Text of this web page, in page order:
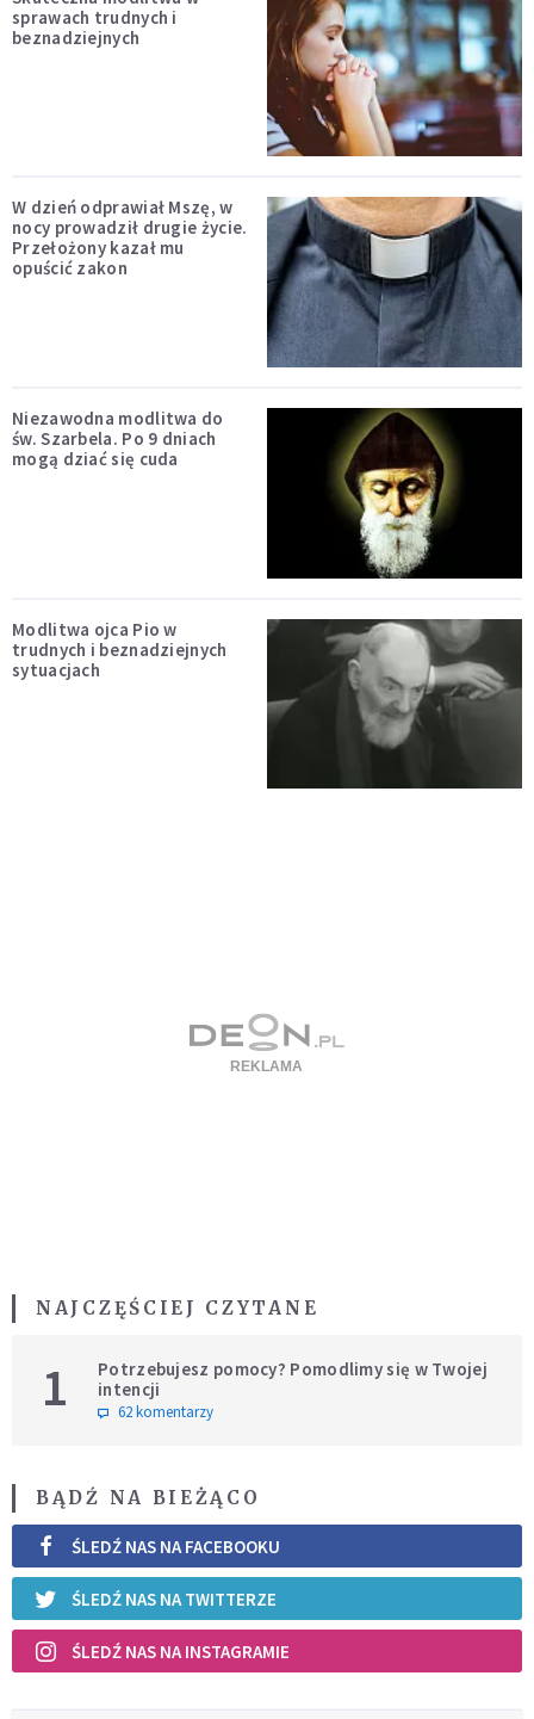
sprawach trudnych i
beznadziejnych
W dzień odprawiał Mszę, w
nocy prowadził drugie życie.
Przełożony kazał mu
opuścić zakon
Niezawodna modlitwa do
św. Szarbela. Po 9 dniach
mogą dziać się cuda
Modlitwa ojca Pio w
trudnych i beznadziejnych
sytuacjach
NAJCZĘŚCIEJ CZYTANE
1
Potrzebujesz pomocy? Pomodlimy się w Twojej
intencji
62 komentarzy
BĄDŹ NA BIEŻĄCO
ŚLEDŹ NAS NA FACEBOOKU
ŚLEDŹ NAS NA TWITTERZE
ŚLEDŹ NAS NA INSTAGRAMIE